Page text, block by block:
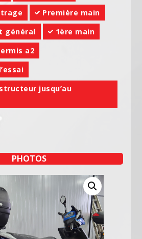
Première main
général
1ère main
a2
jusqu’au
PHOTOS